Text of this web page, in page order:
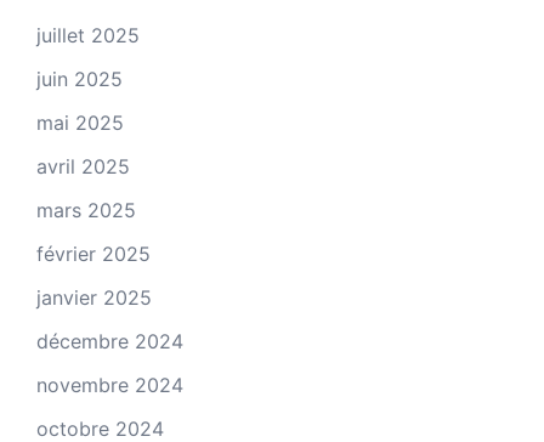
juillet 2025
juin 2025
mai 2025
avril 2025
mars 2025
février 2025
janvier 2025
décembre 2024
novembre 2024
octobre 2024